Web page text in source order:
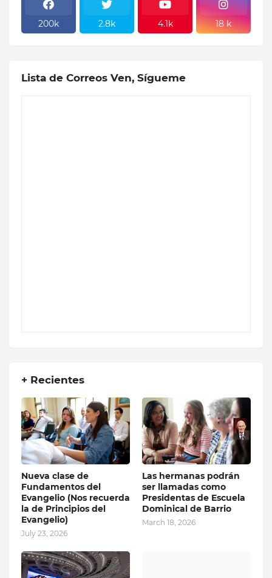
200k 2.8k 4.1k 18 k
Lista de Correos Ven, Sígueme
+ Recientes
Nueva clase de
Fundamentos del
Evangelio (Nos recuerda
la de Principios del
Evangelio)
July 23, 2026
Las hermanas podrán
ser llamadas como
Presidentas de Escuela
Dominical de Barrio
March 18, 2026